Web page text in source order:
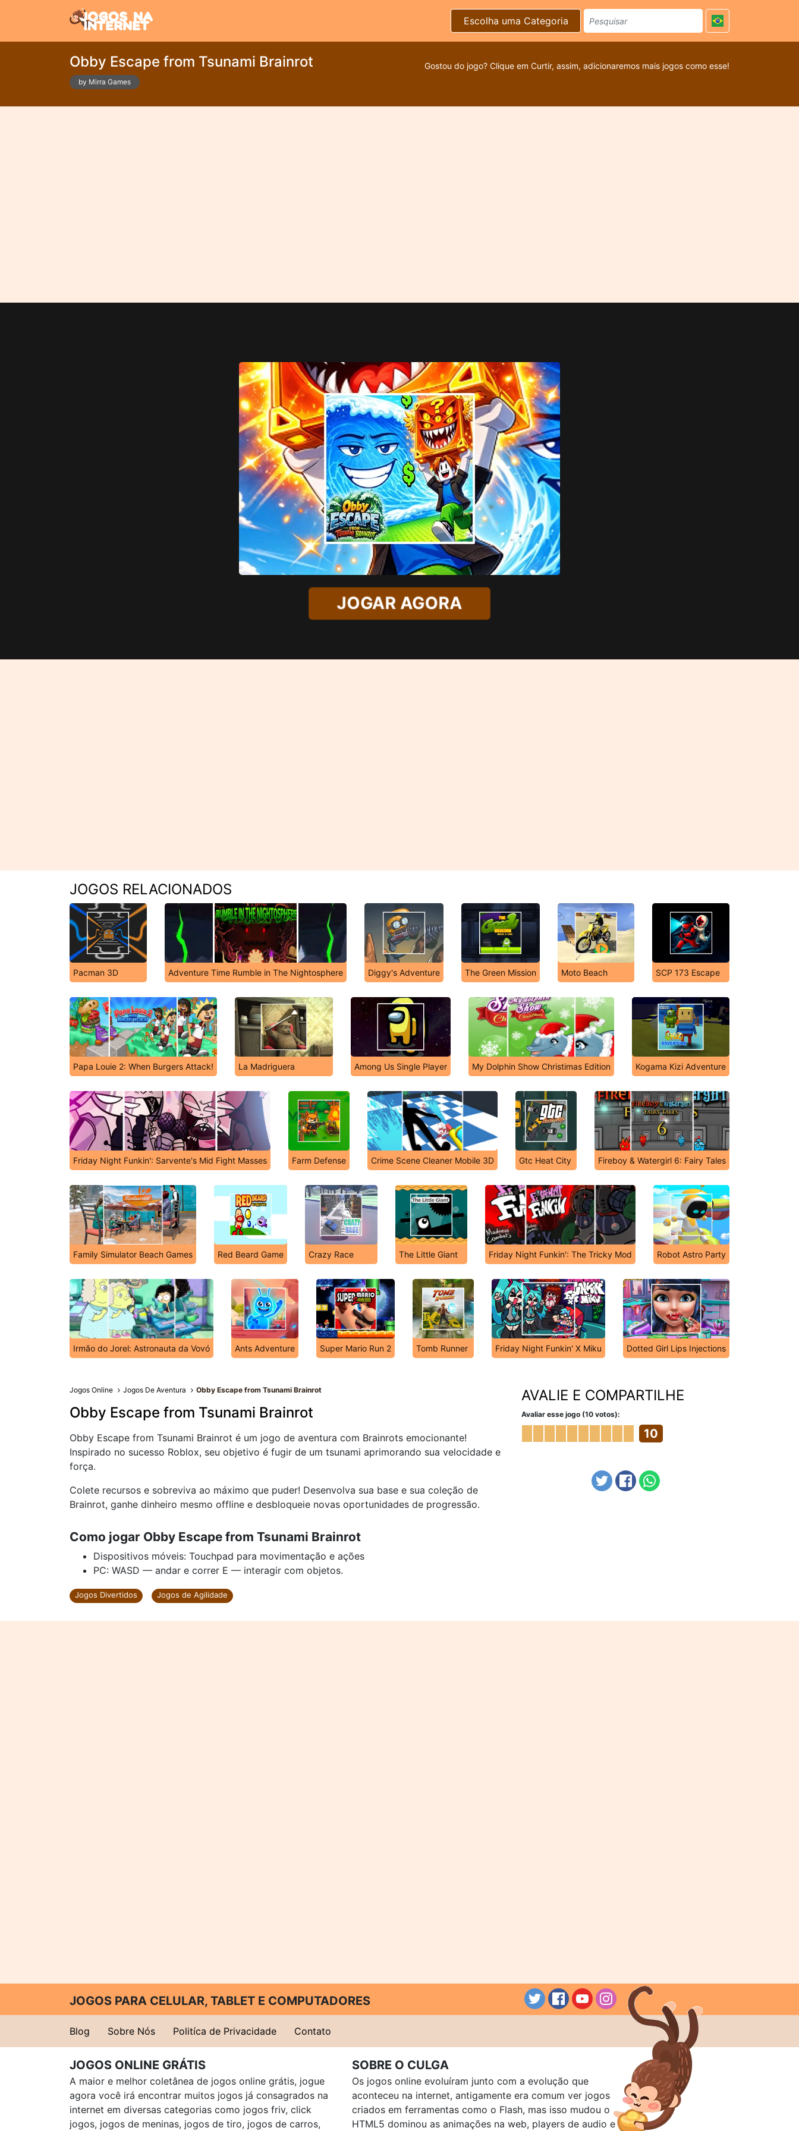
Escolha uma Categoria
Obby Escape from Tsunami Brainrot
by Mirra Games
Gostou do jogo? Clique em Curtir, assim, adicionaremos mais jogos como esse!
JOGAR AGORA
JOGOS RELACIONADOS
Pacman 3D Adventure Time Rumble in The Nightosphere Diggy's Adventure The Green Mission Moto Beach SCP 173 Escape
Papa Louie 2: When Burgers Attack! La Madriguera Among Us Single Player My Dolphin Show Christimas Edition Kogama Kizi Adventure
Friday Night Funkin': Sarvente's Mid Fight Masses Farm Defense Crime Scene Cleaner Mobile 3D Gtc Heat City Fireboy & Watergirl 6: Fairy Tales
Family Simulator Beach Games Red Beard Game Crazy Race The Little Giant Friday Night Funkin': The Tricky Mod Robot Astro Party
Irmão do Jorel: Astronauta da Vovó Ants Adventure Super Mario Run 2 Tomb Runner Friday Night Funkin' X Miku Dotted Girl Lips Injections
Jogos Online Jogos De Aventura Obby Escape from Tsunami Brainrot
Obby Escape from Tsunami Brainrot
Obby Escape from Tsunami Brainrot é um jogo de aventura com Brainrots emocionante!
Inspirado no sucesso Roblox, seu objetivo é fugir de um tsunami aprimorando sua velocidade e
força.
Colete recursos e sobreviva ao máximo que puder! Desenvolva sua base e sua coleção de
Brainrot, ganhe dinheiro mesmo offline e desbloqueie novas oportunidades de progressão.
Como jogar Obby Escape from Tsunami Brainrot
Dispositivos móveis: Touchpad para movimentação e ações
PC: WASD — andar e correr E — interagir com objetos.
Jogos Divertidos Jogos de Agilidade
AVALIE E COMPARTILHE
Avaliar esse jogo (10 votos):
10
JOGOS PARA CELULAR, TABLET E COMPUTADORES
Blog Sobre Nós Politíca de Privacidade Contato
JOGOS ONLINE GRÁTIS
A maior e melhor coletânea de jogos online grátis, jogue
agora você irá encontrar muitos jogos já consagrados na
internet em diversas categorias como jogos friv, click
jogos, jogos de meninas, jogos de tiro, jogos de carros,
SOBRE O CULGA
Os jogos online evoluíram junto com a evolução que
aconteceu na internet, antigamente era comum ver jogos
criados em ferramentas como o Flash, mas isso mudou o
HTML5 dominou as animações na web, players de audio e